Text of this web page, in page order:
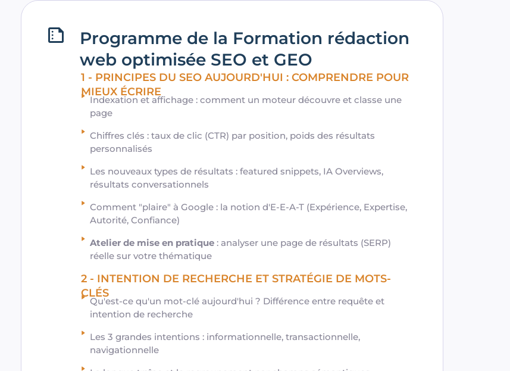
Programme de la Formation rédaction
web optimisée SEO et GEO
1 - PRINCIPES DU SEO AUJOURD'HUI : COMPRENDRE POUR
MIEUX ÉCRIRE
Indexation et affichage : comment un moteur découvre et classe une
page
Chiffres clés : taux de clic (CTR) par position, poids des résultats
personnalisés
Les nouveaux types de résultats : featured snippets, IA Overviews,
résultats conversationnels
Comment "plaire" à Google : la notion d'E-E-A-T (Expérience, Expertise,
Autorité, Confiance)
Atelier de mise en pratique : analyser une page de résultats (SERP)
réelle sur votre thématique
2 - INTENTION DE RECHERCHE ET STRATÉGIE DE MOTS-
CLÉS
Qu'est-ce qu'un mot-clé aujourd'hui ? Différence entre requête et
intention de recherche
Les 3 grandes intentions : informationnelle, transactionnelle,
navigationnelle